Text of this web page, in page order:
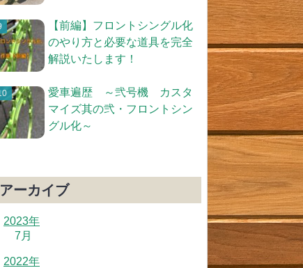
【前編】フロントシングル化
のやり方と必要な道具を完全
解説いたします！
愛車遍歴 ～弐号機 カスタ
マイズ其の弐・フロントシン
グル化～
アーカイブ
2023年
7月
2022年